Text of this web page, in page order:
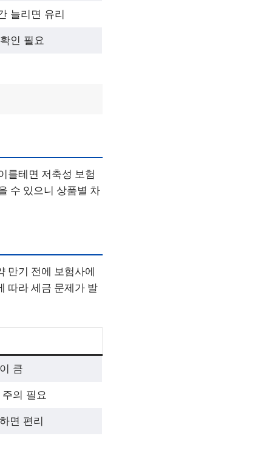
늘리면 유리
인 필요
를테면 저축성 보험
수 있으니 상품별 차
만기 전에 보험사에
따라 세금 문제가 발
큼
의 필요
면 편리